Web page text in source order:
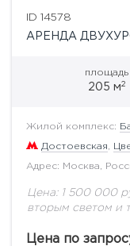
ID 14578
АРЕНДА
площадь
205 м2
Жилой комплекс:
Достоевская
Адрес: Москва,
Цена: 1 500 000
вторым светом и
Barkli Park —
Цена по